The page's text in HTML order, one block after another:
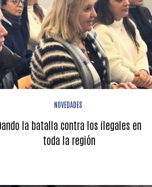
NOVEDADES
la batalla contra los ilegales en
toda la región